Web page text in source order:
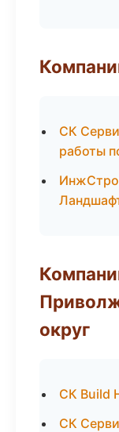
СК
работы
округ
СК Build
СК